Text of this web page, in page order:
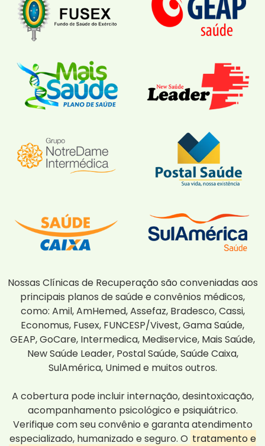
Nossas Clínicas de Recuperação são conveniadas aos
principais planos de saúde e convênios médicos,
como: Amil, AmHemed, Assefaz, Bradesco, Cassi,
Economus, Fusex, FUNCESP/Vivest, Gama Saúde,
GEAP, GoCare, Intermedica, Mediservice, Mais Saúde,
New Saúde Leader, Postal Saúde, Saúde Caixa,
SulAmérica, Unimed e muitos outros.
A cobertura pode incluir internação, desintoxicação,
acompanhamento psicológico e psiquiátrico.
Verifique com seu convênio e garanta atendimento
especializado, humanizado e seguro. O tratamento e